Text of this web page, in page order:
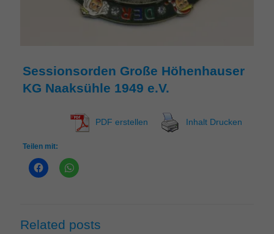
Sessionsorden Große Höhenhauser
KG Naaksühle 1949 e.V.
PDF erstellen Inhalt Drucken
Teilen mit:
Related posts